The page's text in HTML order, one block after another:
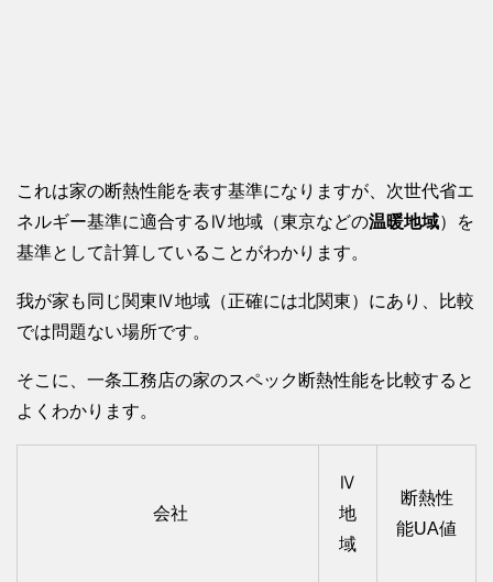
これは家の断熱性能を表す基準になりますが、次世代省エ
ネルギー基準に適合するⅣ地域（東京などの温暖地域）を
基準として計算していることがわかります。
我が家も同じ関東Ⅳ地域（正確には北関東）にあり、比較
では問題ない場所です。
そこに、一条工務店の家のスペック断熱性能を比較すると
よくわかります。
会社
Ⅳ
地
域
断熱性
能UA値